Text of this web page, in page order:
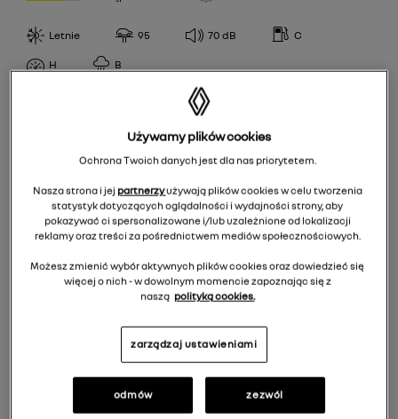
Debica
Firestone
Semperit
Uniroyal
W
102,100
103,101
97
98,96
99
100
WYDAJNOŚĆ PALIWOWA
E
KLASA PRZYCZEPNOŚCI
C
POZIOM HAŁASU
66
67
68
69
Letnie 95 70 dB C
H B
EPREL
279,00 zł/szt.
Do koszyka 1116,00 zł
Używamy plików cookies
Ochrona Twoich danych jest dla nas priorytetem.
Nasza strona i jej partnerzyużywają plików cookies w celu tworzenia
statystyk dotyczących oglądalności i wydajności strony, aby
pokazywać ci spersonalizowane i/lub uzależnione od lokalizacji
reklamy oraz treści za pośrednictwem mediów społecznościowych.
Możesz zmienić wybór aktywnych plików cookies oraz dowiedzieć się
więcej o nich - w dowolnym momencie zapoznając się z
naszą polityką cookies.
zarządzaj ustawieniami
odmów zezwól